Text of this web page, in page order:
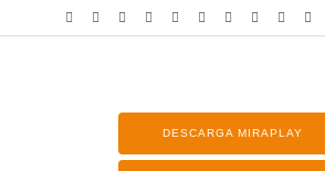
DESCARGA MIRAPLAY